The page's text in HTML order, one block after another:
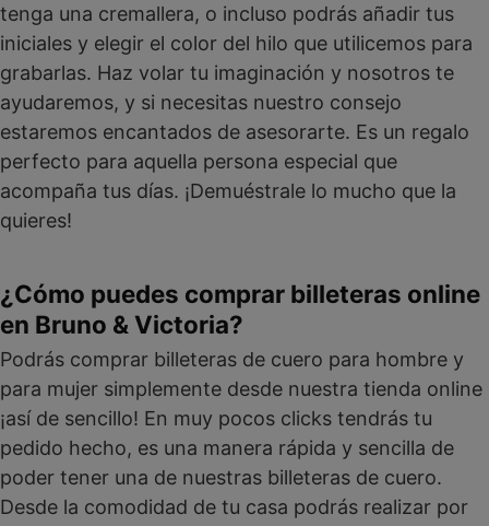
tenga una cremallera, o incluso podrás añadir tus
iniciales y elegir el color del hilo que utilicemos para
grabarlas. Haz volar tu imaginación y nosotros te
ayudaremos, y si necesitas nuestro consejo
estaremos encantados de asesorarte. Es un regalo
perfecto para aquella persona especial que
acompaña tus días. ¡Demuéstrale lo mucho que la
quieres!
¿Cómo puedes comprar billeteras online
en Bruno & Victoria?
Podrás comprar billeteras de cuero para hombre y
para mujer simplemente desde nuestra tienda online
¡así de sencillo! En muy pocos clicks tendrás tu
pedido hecho, es una manera rápida y sencilla de
poder tener una de nuestras billeteras de cuero.
Desde la comodidad de tu casa podrás realizar por